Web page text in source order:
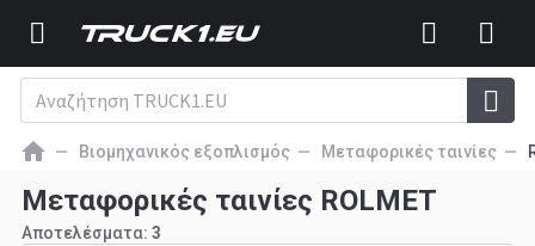
Βιομηχανικός εξοπλισμός Μεταφορικές ταινίες
Μεταφορικές ταινίες ROLMET
Αποτελέσματα: 3